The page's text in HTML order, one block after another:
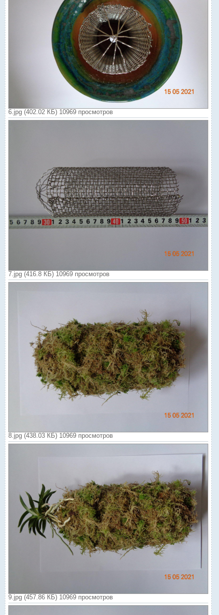
6.jpg (402.02 КБ) 10969 просмотров
7.jpg (416.8 КБ) 10969 просмотров
8.jpg (438.03 КБ) 10969 просмотров
9.jpg (457.86 КБ) 10969 просмотров